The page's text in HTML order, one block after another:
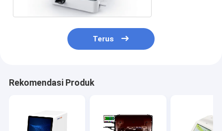
Terus
Rekomendasi Produk